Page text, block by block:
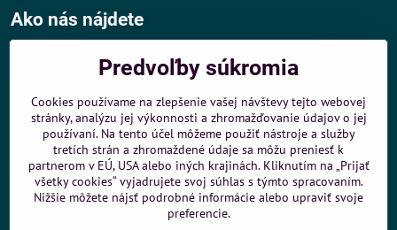
Ako nás nájdete
- v tesnej blízkosti diaľničného obchvatu
- dobré parkovacie možnosti 40 m od predajne
MHD:
- 200 m od zastávky MHD Záporožská - autobusy č. 80 a 88
- 250 m od zastávky MHD ŽST Petržalka - autobus 99
Sme umiestnení uShopMania- Internetové nákupy
Predvoľby súkromia
Cookies používame na zlepšenie vašej návštevy tejto webovej
stránky, analýzu jej výkonnosti a zhromažďovanie údajov o jej
používaní. Na tento účel môžeme použiť nástroje a služby
tretích strán a zhromaždené údaje sa môžu preniesť k
partnerom v EÚ, USA alebo iných krajinách. Kliknutím na „Prijať
všetky cookies“ vyjadrujete svoj súhlas s týmto spracovaním.
Nižšie môžete nájsť podrobné informácie alebo upraviť svoje
preferencie.